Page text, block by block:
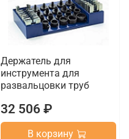
Держатель для
инструмента для
развальцовки труб
32 506 ₽
В корзину